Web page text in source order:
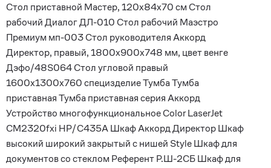
Стол приставной Мастер, 120х84х70 см Стол
рабочий Диалог ДЛ-010 Стол рабочий Маэстро
Премиум мп-003 Стол руководителя Аккорд
Директор, правый, 1800х900х748 мм, цвет венге
Дэфо/48S064 Стол угловой правый
1600х1300х760 специзделие Тумба Тумба
приставная Тумба приставная серия Аккорд
Устройство многофункциональное Color LaserJet
CM2320fxi HP/C435A Шкаф Аккорд Директор Шкаф
высокий широкий закрытый с нишей Style Шкаф для
документов со стеклом Референт Р.Ш-2СБ Шкаф для